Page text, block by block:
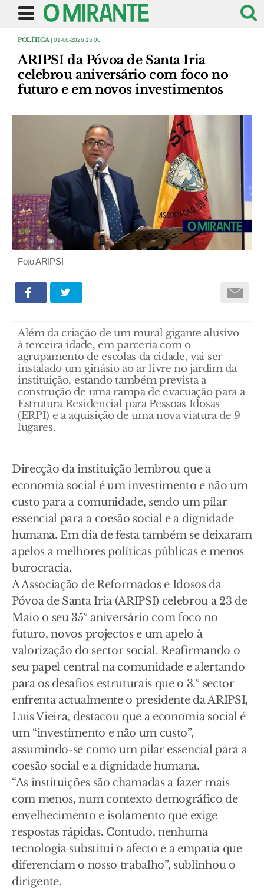
POLÍTICA | 01-06-2026 15:00
ARIPSI da Póvoa de Santa Iria
celebrou aniversário com foco no
futuro e em novos investimentos
Foto ARIPSI
Além da criação de um mural gigante alusivo
à terceira idade, em parceria com o
agrupamento de escolas da cidade, vai ser
instalado um ginásio ao ar livre no jardim da
instituição, estando também prevista a
construção de uma rampa de evacuação para a
Estrutura Residencial para Pessoas Idosas
(ERPI) e a aquisição de uma nova viatura de 9
lugares.
Direcção da instituição lembrou que a
economia social é um investimento e não um
custo para a comunidade, sendo um pilar
essencial para a coesão social e a dignidade
humana. Em dia de festa também se deixaram
apelos a melhores políticas públicas e menos
burocracia.
A Associação de Reformados e Idosos da
Póvoa de Santa Iria (ARIPSI) celebrou a 23 de
Maio o seu 35º aniversário com foco no
futuro, novos projectos e um apelo à
valorização do sector social. Reafirmando o
seu papel central na comunidade e alertando
para os desafios estruturais que o 3.º sector
enfrenta actualmente o presidente da ARIPSI,
Luis Vieira, destacou que a economia social é
um “investimento e não um custo”,
assumindo-se como um pilar essencial para a
coesão social e a dignidade humana.
“As instituições são chamadas a fazer mais
com menos, num contexto demográfico de
envelhecimento e isolamento que exige
respostas rápidas. Contudo, nenhuma
tecnologia substitui o afecto e a empatia que
diferenciam o nosso trabalho”, sublinhou o
dirigente.